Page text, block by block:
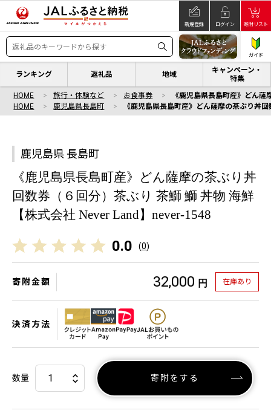
新規登録 ログイン 寄附リスト
ガイド
ランキング 返礼品 地域
キャンペーン・
特集
HOME 旅行・体験など お食事券
《鹿児島県長島町産》どん
HOME
鹿児島県長島町 《鹿児島県長島町産》どん薩摩の茶ぶり丼
鹿児島県 長島町
《鹿児島県長島町産》どん薩摩の茶ぶり丼
回数券（６回分）茶ぶり 茶鰤 鰤 丼物 海鮮
【株式会社 Never Land】never-1548
0.0 (0)
寄附金額 32,000 円 在庫あり
決済方法
数量 寄附をする